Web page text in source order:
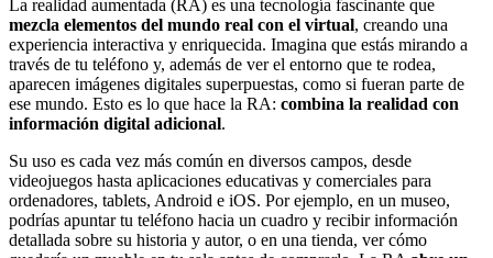
La realidad aumentada (RA) es una tecnología fascinante que
mezcla elementos del mundo real con el virtual, creando una
experiencia interactiva y enriquecida. Imagina que estás mirando a
través de tu teléfono y, además de ver el entorno que te rodea,
aparecen imágenes digitales superpuestas, como si fueran parte de
ese mundo. Esto es lo que hace la RA: combina la realidad con
información digital adicional.
Su uso es cada vez más común en diversos campos, desde
videojuegos hasta aplicaciones educativas y comerciales para
ordenadores, tablets, Android e iOS. Por ejemplo, en un museo,
podrías apuntar tu teléfono hacia un cuadro y recibir información
detallada sobre su historia y autor, o en una tienda, ver cómo